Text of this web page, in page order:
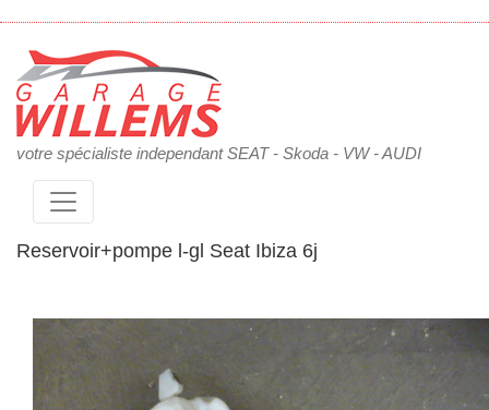
votre spécialiste independant SEAT - Skoda - VW - AUDI
Reservoir+pompe l-gl Seat Ibiza 6j